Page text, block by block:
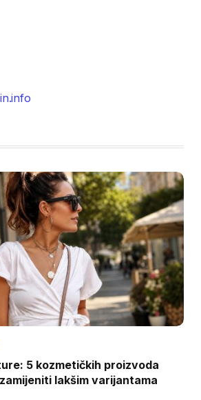
5 kozmetičkih proizvoda
lakšim varijantama